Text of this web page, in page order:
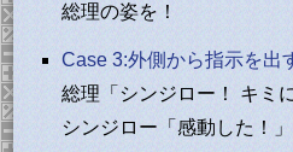
総理の姿を！
Case 3:外側から指示を出
総理「シンジロー！ キミ
シンジロー「感動した！」